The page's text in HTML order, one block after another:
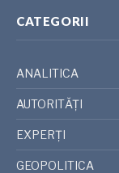
CATEGORII
ANALITICA
AUTORITĂȚI
EXPERȚI
GEOPOLITICA